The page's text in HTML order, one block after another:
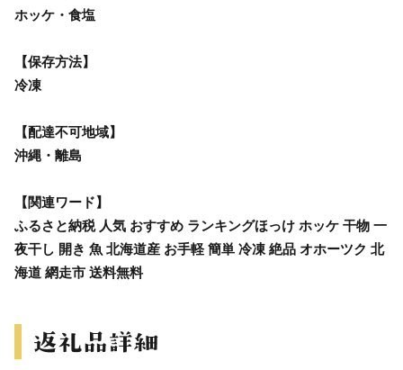
ホッケ・食塩
【保存方法】
冷凍
【配達不可地域】
沖縄・離島
【関連ワード】
ふるさと納税 人気 おすすめ ランキングほっけ ホッケ 干物 一
夜干し 開き 魚 北海道産 お手軽 簡単 冷凍 絶品 オホーツク 北
海道 網走市 送料無料